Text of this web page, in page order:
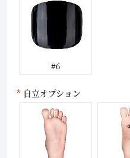
#6
自立オプション